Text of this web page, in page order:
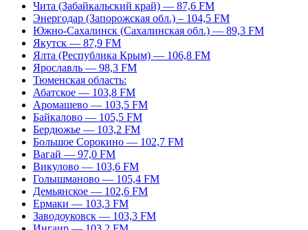
Чита (Забайкальский край) — 87,6 FM
Энергодар (Запорожская обл.) – 104,5 FM
Южно-Сахалинск (Сахалинская обл.) — 89,3 FM
Якутск — 87,9 FM
Ялта (Республика Крым) — 106,8 FM
Ярославль — 98,3 FM
Тюменская область:
Абатское — 103,8 FM
Аромашево — 103,5 FM
Байкалово — 105,5 FM
Бердюжье — 103,2 FM
Большое Сорокино — 102,7 FM
Вагай — 97,0 FM
Викулово — 103,6 FM
Голышманово — 105,4 FM
Демьянское — 102,6 FM
Ермаки — 103,3 FM
Заводоуковск — 103,3 FM